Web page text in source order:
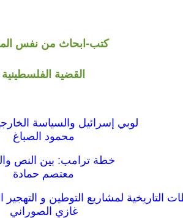
كتب-ابحاث من نفس
القضية الفلسطينية
لوبي إسرائيل والسياسة
محمود الصباغ
خطة ترامب: بين النص
معتصم حمادة
التاريخية لمشاريع التوطين و التهجير
غازي الصوراني